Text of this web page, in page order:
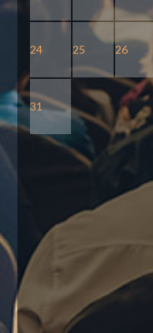
24 25 26
31